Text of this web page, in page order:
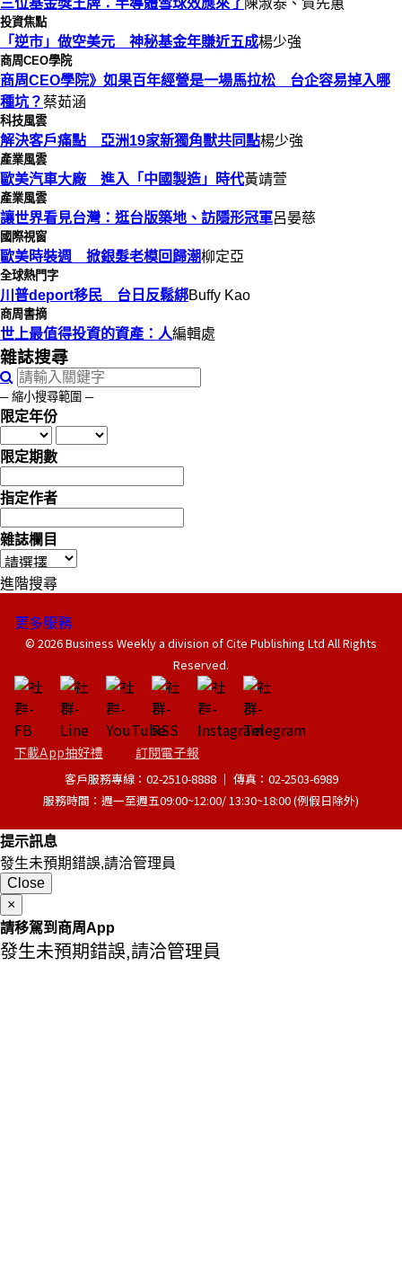
三位基金獎王牌：半導體雪球效應來了 陳淑泰、賀先蕙
投資焦點
「逆市」做空美元 神秘基金年賺近五成楊少強
商周CEO學院
商周CEO學院》如果百年經營是一場馬拉松 台企容易掉入哪
種坑？蔡茹涵
科技風雲
解決客戶痛點 亞洲19家新獨角獸共同點楊少強
產業風雲
歐美汽車大廠 進入「中國製造」時代黃靖萱
產業風雲
讓世界看見台灣：逛台版築地、訪隱形冠軍呂晏慈
國際視窗
歐美時裝週 掀銀髮老模回歸潮柳定亞
全球熱門字
川普deport移民 台日反鬆綁Buffy Kao
商周書摘
世上最值得投資的資產：人編輯處
雜誌搜尋
─ 縮小搜尋範圍 ─
限定年份
限定期數
指定作者
雜誌欄目
進階搜尋
更多服務
© 2026 Business Weekly a division of Cite Publishing Ltd All Rights
Reserved.
下載App抽好禮 訂閱電子報
客戶服務專線：02-2510-8888 │ 傳真：02-2503-6989
服務時間：週一至週五09:00~12:00/ 13:30~18:00 (例假日除外)
提示訊息
發生未預期錯誤,請洽管理員
Close
×
請移駕到商周App
發生未預期錯誤,請洽管理員